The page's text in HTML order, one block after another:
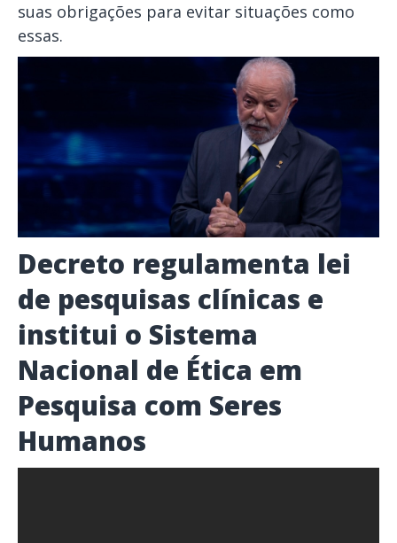
suas obrigações para evitar situações como
essas.
Decreto regulamenta lei
de pesquisas clínicas e
institui o Sistema
Nacional de Ética em
Pesquisa com Seres
Humanos